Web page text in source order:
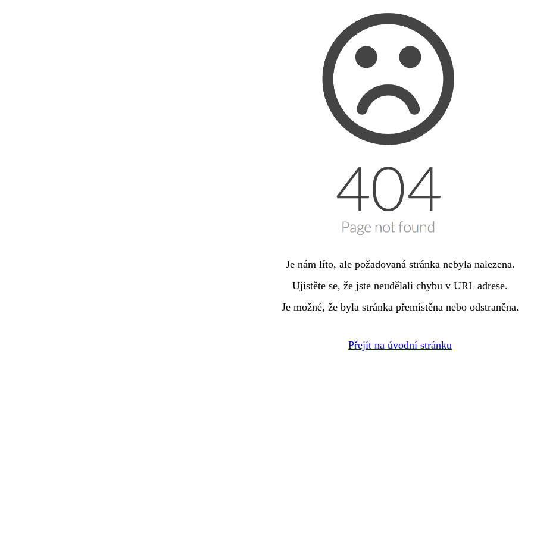
Je nám líto, ale požadovaná stránka nebyla nalezena.
Ujistěte se, že jste neudělali chybu v URL adrese.
Je možné, že byla stránka přemístěna nebo odstraněna.
Přejít na úvodní stránku